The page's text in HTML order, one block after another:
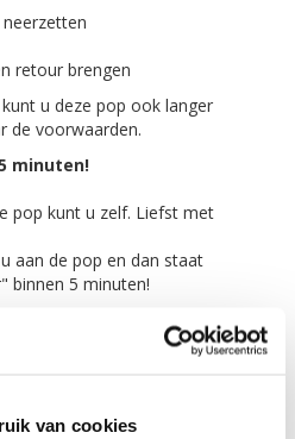
van cookies
retour brengen
u deze pop ook langer
de voorwaarden.
minuten!
pop kunt u zelf. Liefst met
aan de pop en dan staat
binnen 5 minuten!
bij het huren van de